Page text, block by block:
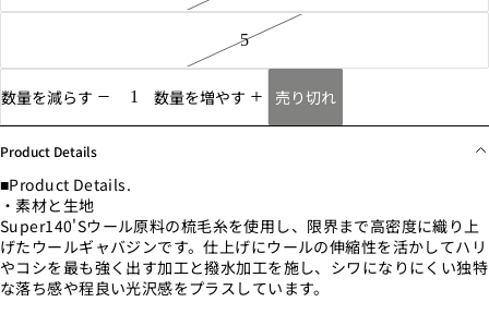
5
数量を減らす 数量を増やす 売り切れ
Product Details
■Product Details.
・素材と生地
Super140'Sウール原料の梳毛糸を使用し、限界まで高密度に織り上
げたウールギャバジンです。仕上げにウールの伸縮性を活かしてハリ
やコシを最も強く出す加工と撥水加工を施し、シワになりにくい独特
な落ち感や程良い光沢感をプラスしています。